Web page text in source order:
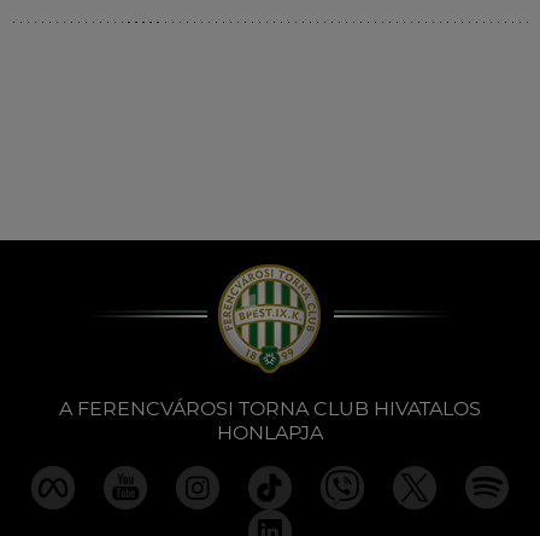
A FERENCVÁROSI TORNA CLUB HIVATALOS
HONLAPJA